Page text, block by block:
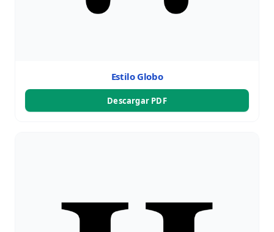
Estilo Globo
Descargar PDF